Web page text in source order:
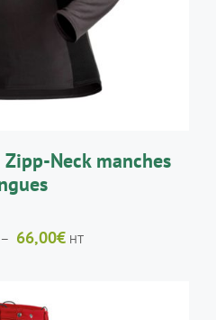
PLUSIEURS
VARIATIONS.
LES
OPTIONS
PEUVENT
ÊTRE
LA
PAGE
DU
Zipp-Neck manches
– 66,00€Plage
HT